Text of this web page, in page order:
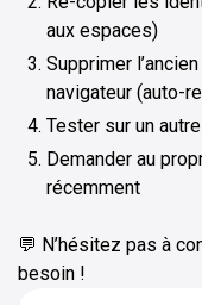
aux espaces)
Supprimer
navigateur (auto-
Tester sur un
Demander au
récemment
💬 N’hésitez pas à
besoin !